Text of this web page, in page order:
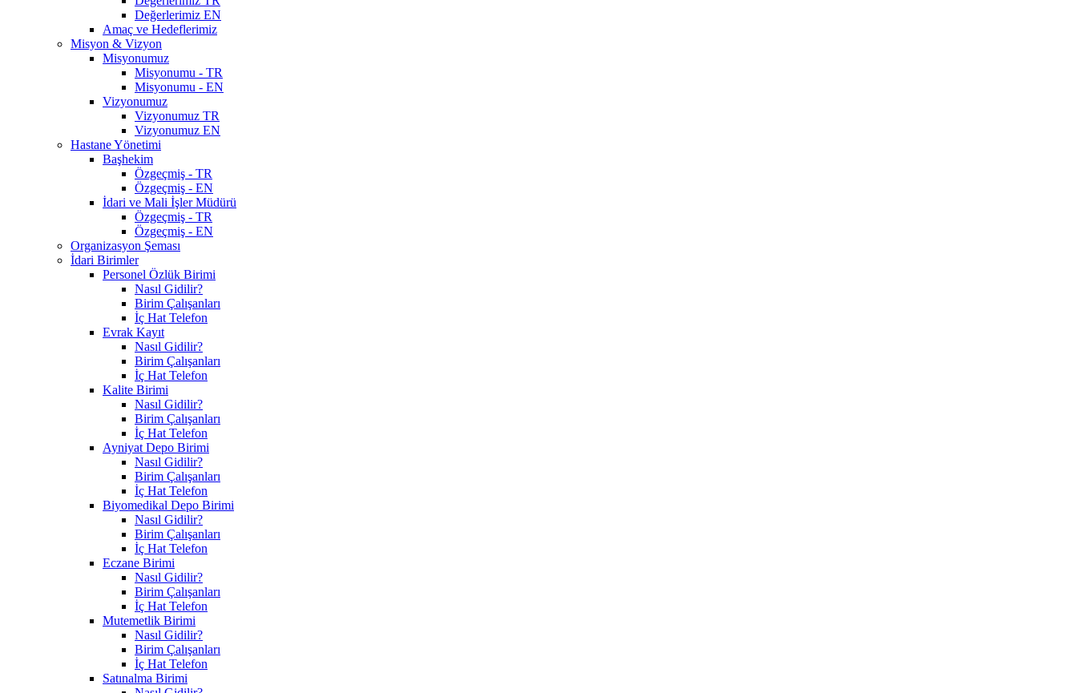
Değerlerimiz EN
Amaç ve Hedeflerimiz
Misyon & Vizyon
Misyonumuz
Misyonumu - TR
Misyonumu - EN
Vizyonumuz
Vizyonumuz TR
Vizyonumuz EN
Hastane Yönetimi
Başhekim
Özgeçmiş - TR
Özgeçmiş - EN
İdari ve Mali İşler Müdürü
Özgeçmiş - TR
Özgeçmiş - EN
Organizasyon Şeması
İdari Birimler
Personel Özlük Birimi
Nasıl Gidilir?
Birim Çalışanları
İç Hat Telefon
Evrak Kayıt
Nasıl Gidilir?
Birim Çalışanları
İç Hat Telefon
Kalite Birimi
Nasıl Gidilir?
Birim Çalışanları
İç Hat Telefon
Ayniyat Depo Birimi
Nasıl Gidilir?
Birim Çalışanları
İç Hat Telefon
Biyomedikal Depo Birimi
Nasıl Gidilir?
Birim Çalışanları
İç Hat Telefon
Eczane Birimi
Nasıl Gidilir?
Birim Çalışanları
İç Hat Telefon
Mutemetlik Birimi
Nasıl Gidilir?
Birim Çalışanları
İç Hat Telefon
Satınalma Birimi